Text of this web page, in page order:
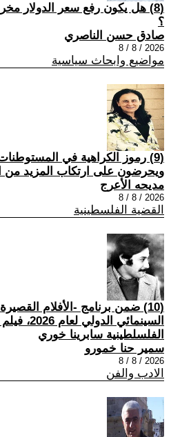
(8) هل يكون رفع سعر الدولار
؟
صادق حسن الناصري
2026 / 8 / 8
مواضيع وابحاث سياسية
(9) رموز الكراهية في
ويحرضون على ارتكاب المزيد من
مديحه الأعرج
2026 / 8 / 8
القضية الفلسطينية
(10) ضمن برنامج -الأفلام
السينمائي
الفلسلطينية سابرينا خوري
سمير حنا خمورو
2026 / 8 / 8
الادب والفن